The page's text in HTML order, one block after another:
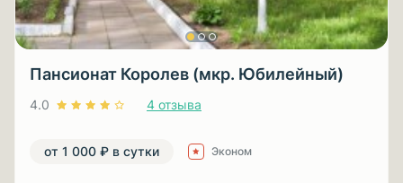
Пансионат Королев (мкр. Юбилейный)
4.0 4 отзыва
от 1 000 ₽ в сутки Эконом